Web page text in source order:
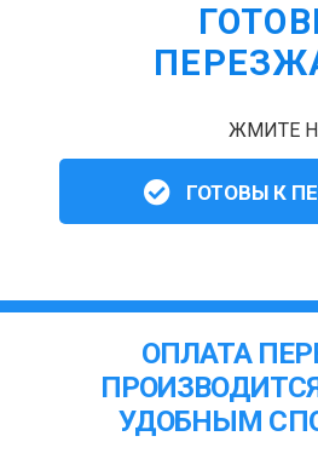
ЖМИТЕ
ГОТОВЫ К
ОПЛАТА
УДОБНЫМ